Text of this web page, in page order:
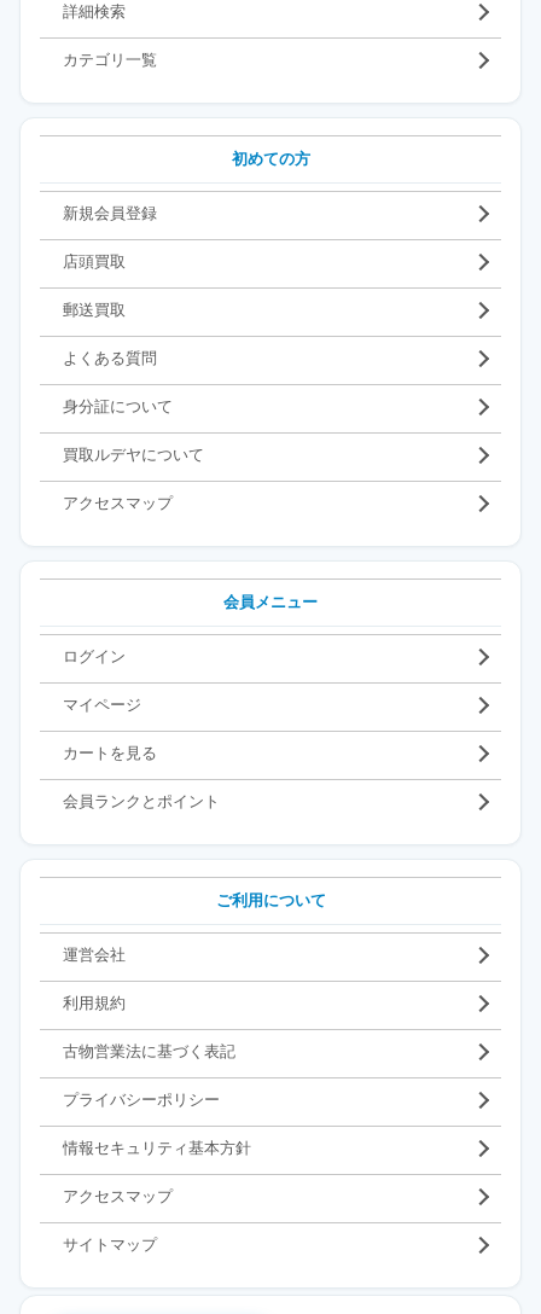
詳細検索
カテゴリ一覧
初めての方
新規会員登録
店頭買取
郵送買取
よくある質問
身分証について
買取ルデヤについて
アクセスマップ
会員メニュー
ログイン
マイページ
カートを見る
会員ランクとポイント
ご利用について
運営会社
利用規約
古物営業法に基づく表記
プライバシーポリシー
情報セキュリティ基本方針
アクセスマップ
サイトマップ